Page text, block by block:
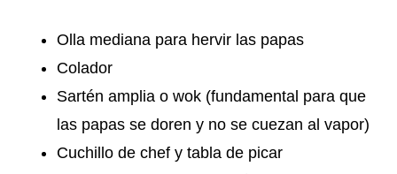
Olla mediana para hervir las papas
Colador
Sartén amplia o wok (fundamental para que
las papas se doren y no se cuezan al vapor)
Cuchillo de chef y tabla de picar